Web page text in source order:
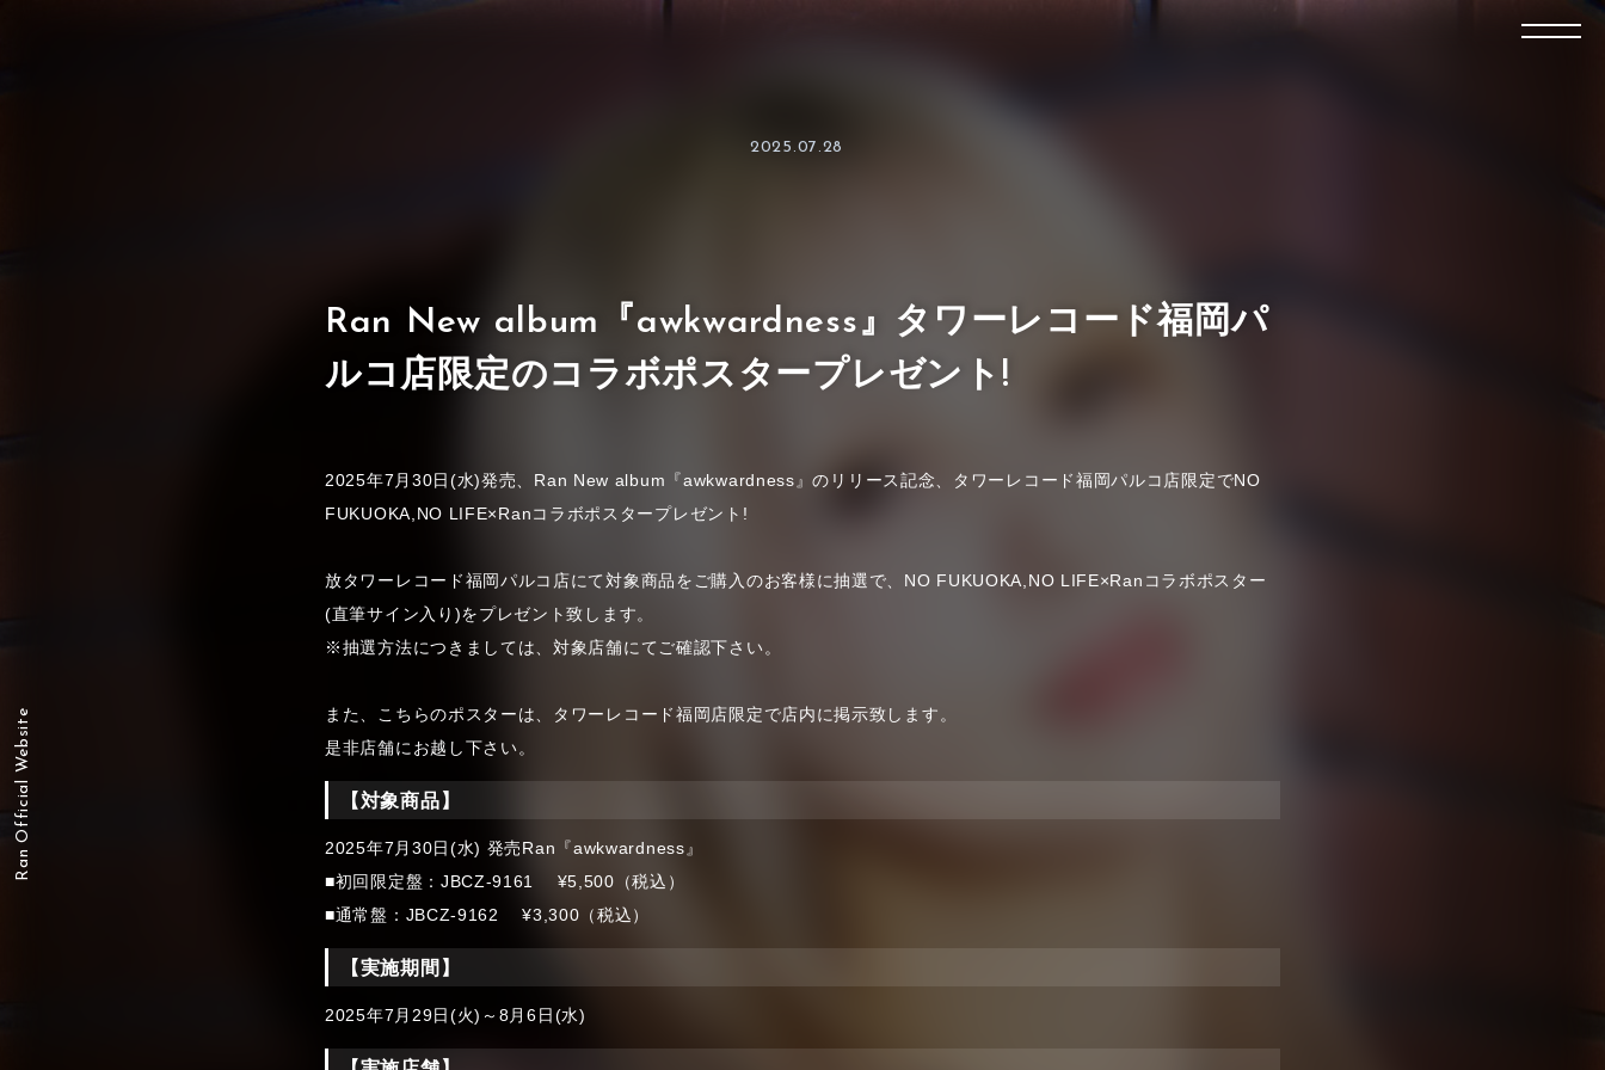
Ran Official Website
2025.07.28
Ran New album『awkwardness』タワーレコード福岡パ
ルコ店限定のコラボポスタープレゼント!
2025年7月30日(水)発売、Ran New album『awkwardness』のリリース記念、タワーレコード福岡パルコ店限定でNO
FUKUOKA,NO LIFE×Ranコラボポスタープレゼント!
放タワーレコード福岡パルコ店にて対象商品をご購入のお客様に抽選で、NO FUKUOKA,NO LIFE×Ranコラボポスター
(直筆サイン入り)をプレゼント致します。
※抽選方法につきましては、対象店舗にてご確認下さい。
また、こちらのポスターは、タワーレコード福岡店限定で店内に掲示致します。
是非店舗にお越し下さい。
【対象商品】
2025年7月30日(水) 発売Ran『awkwardness』
■初回限定盤：JBCZ-9161 ¥5,500（税込）
■通常盤：JBCZ-9162 ¥3,300（税込）
【実施期間】
2025年7月29日(火)～8月6日(水)